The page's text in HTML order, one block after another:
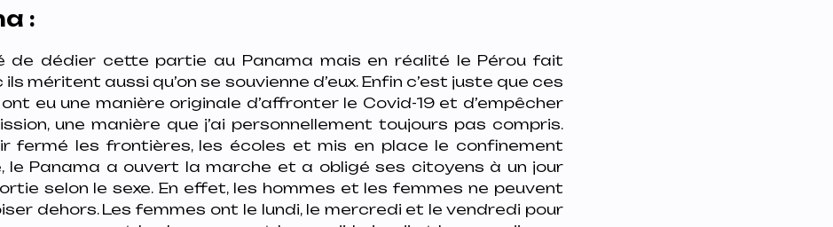
:
de dédier cette partie au Panama mais en réalité le Pérou fait
méritent aussi qu’on se souvienne d’eux. Enfin c’est juste que ces
eu une manière originale d’affronter le Covid-19 et d’empêcher
une manière que j’ai personnellement toujours pas compris.
fermé les frontières, les écoles et mis en place le confinement
le Panama a ouvert la marche et a obligé ses citoyens à un jour
selon le sexe. En effet, les hommes et les femmes ne peuvent
dehors. Les femmes ont le lundi, le mercredi et le vendredi pour